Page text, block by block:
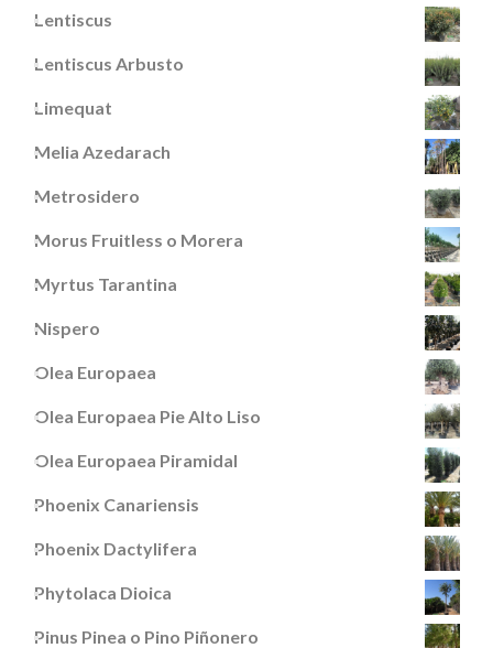
Lentiscus
Lentiscus Arbusto
Limequat
Melia Azedarach
Metrosidero
Morus Fruitless o Morera
Myrtus Tarantina
Nispero
Olea Europaea
Olea Europaea Pie Alto Liso
Olea Europaea Piramidal
Phoenix Canariensis
Phoenix Dactylifera
Phytolaca Dioica
Pinus Pinea o Pino Piñonero